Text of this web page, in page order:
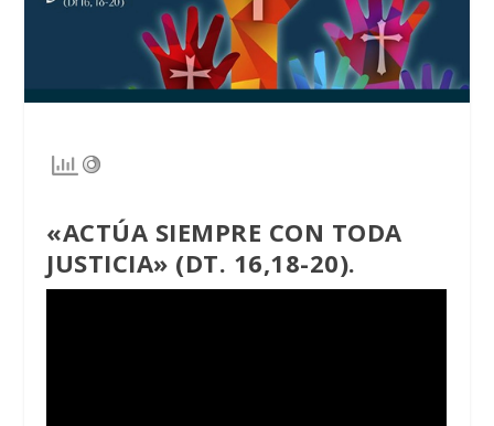
«ACTÚA SIEMPRE CON TODA
JUSTICIA» (DT. 16,18-20).